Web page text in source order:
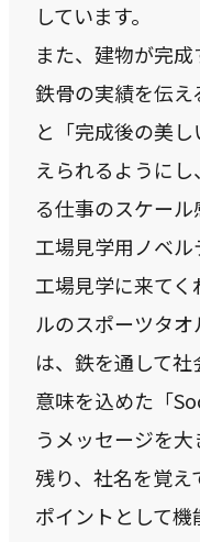
しています。
また、建物が完
鉄骨の実績を伝え
と「完成後の美
えられるように
る仕事のスケール
工場見学用ノベル
工場見学に来て
ルのスポーツタ
は、鉄を通して
意味を込めた「
うメッセージを
残り、社名を覚え
ポイントとして機